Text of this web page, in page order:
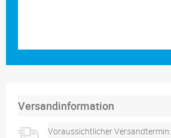
Versandinformation
Voraussichtlicher Versandtermin: